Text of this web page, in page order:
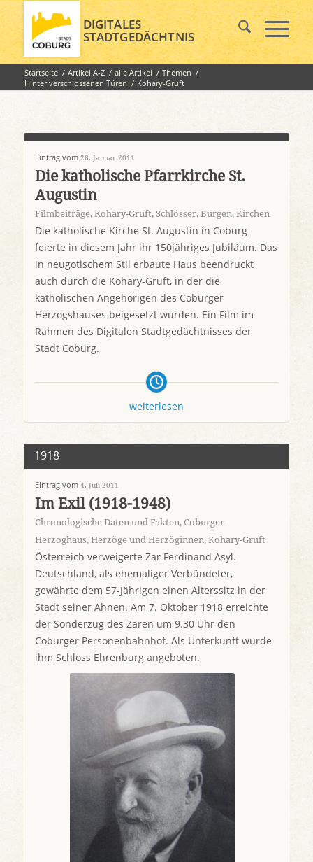
DIGITALES
STADTGEDÄCHTNIS
Startseite / Artikel A-Z / alle Artikel / Themen /
Hinter verschlossenen Türen / Kohary-Gruft
Eintrag vom 26. Januar 2011
Die katholische Pfarrkirche St.
Augustin
Filmbeiträge, Kohary-Gruft, Schlösser, Burgen, Kirchen
Die katholische Kirche St. Augustin in Coburg
feierte in diesem Jahr ihr 150jähriges Jubiläum. Das
in neugotischem Stil erbaute Haus beendruckt
auch durch die Kohary-Gruft, in der die
katholischen Angehörigen des Coburger
Herzogshauses beigesetzt wurden. Ein Film im
Rahmen des Digitalen Stadtgedächtnisses der
Stadt Coburg.
weiterlesen
1918
Eintrag vom 4. Juli 2011
Im Exil (1918-1948)
Chronologische Daten und Fakten, Coburger
Herzoghaus, Herzöge und Herzöginnen, Kohary-Gruft
Österreich verweigerte Zar Ferdinand Asyl.
Deutschland, als ehemaliger Verbündeter,
gewährte dem 57-Jährigen einen Alterssitz in der
Stadt seiner Ahnen. Am 7. Oktober 1918 erreichte
der Sonderzug des Zaren um 9.30 Uhr den
Coburger Personenbahnhof. Als Unterkunft wurde
ihm Schloss Ehrenburg angeboten.